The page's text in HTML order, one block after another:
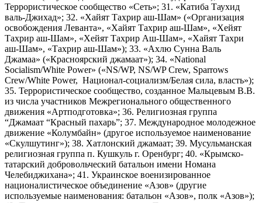
Террористическое сообщество «Сеть»; 31. «Катиба Таухид
валь-Джихад»; 32. «Хайят Тахрир аш-Шам» («Организация
освобождения Леванта», «Хайят Тахрир аш-Шам», «Хейят
Тахрир аш-Шам», «Хейят Тахрир Аш-Шам», «Хайят Тахри
аш-Шам», «Тахрир аш-Шам»); 33. «Ахлю Сунна Валь
Джамаа» («Красноярский джамаат»); 34. «National
Socialism/White Power» («NS/WP, NS/WP Crew, Sparrows
Crew/White Power, Национал-социализм/Белая сила, власть»);
35. Террористическое сообщество, созданное Мальцевым В.В.
из числа участников Межрегионального общественного
движения «Артподготовка»; 36. Религиозная группа
“Джамаат “Красный пахарь”; 37. Международное молодежное
движение «Колумбайн» (другое используемое наименование
«Скулшутинг»); 38. Хатлонский джамаат; 39. Мусульманская
религиозная группа п. Кушкуль г. Оренбург; 40. «Крымско-
татарский добровольческий батальон имени Номана
Челебиджихана»; 41. Украинское военизированное
националистическое объединение «Азов» (другие
используемые наименования: батальон «Азов», полк «Азов»);